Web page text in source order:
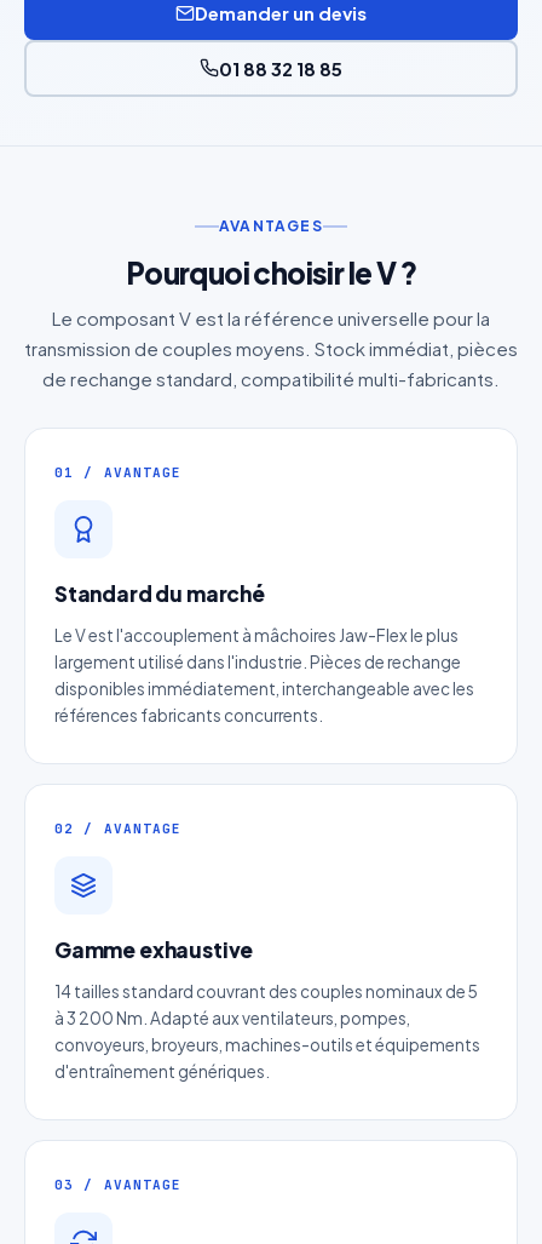
Demander un devis
01 88 32 18 85
AVANTAGES
Pourquoi choisir le V ?
Le composant V est la référence universelle pour la
transmission de couples moyens. Stock immédiat, pièces
de rechange standard, compatibilité multi-fabricants.
01 / AVANTAGE
Standard du marché
Le V est l'accouplement à mâchoires Jaw-Flex le plus
largement utilisé dans l'industrie. Pièces de rechange
disponibles immédiatement, interchangeable avec les
références fabricants concurrents.
02 / AVANTAGE
Gamme exhaustive
14 tailles standard couvrant des couples nominaux de 5
à 3 200 Nm. Adapté aux ventilateurs, pompes,
convoyeurs, broyeurs, machines-outils et équipements
d'entraînement génériques.
03 / AVANTAGE
Devis Page288 : Courroie micro v
Réponse sous 24h — Sans engagement
Nom complet*